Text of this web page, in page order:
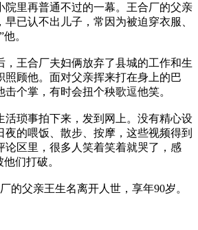
院里再普通不过的一幕。王合厂的父亲
已认不出儿子，常因为被迫穿衣服、
。
，王合厂夫妇俩放弃了县城的工作和生
照顾他。面对父亲挥来打在身上的巴
个掌，有时会扭个秧歌逗他笑。
活琐事拍下来，发到网上。没有精心设
夜的喂饭、散步、按摩，这些视频得到
论区里，很多人笑着笑着就哭了，感
们打破。
的父亲王生名离开人世，享年90岁。